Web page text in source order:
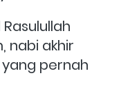
nabi akhir
pernah